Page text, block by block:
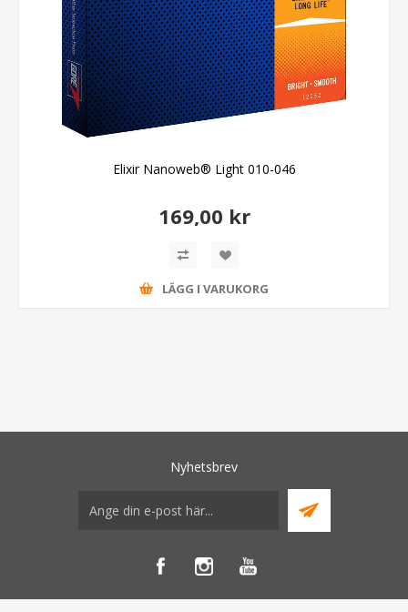
Elixir Nanoweb® Light 010-046
169,00 kr
LÄGG I VARUKORG
Nyhetsbrev